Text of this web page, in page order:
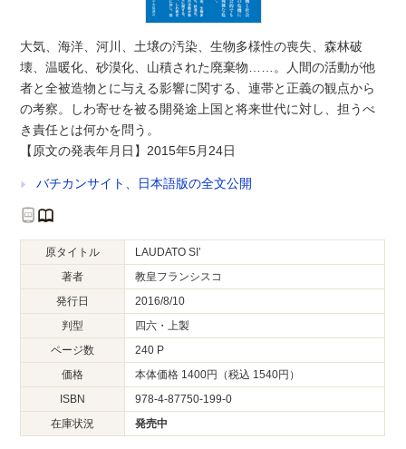
大気、海洋、河川、土壌の汚染、生物多様性の喪失、森林破
壊、温暖化、砂漠化、山積された廃棄物……。人間の活動が他
者と全被造物とに与える影響に関する、連帯と正義の観点から
の考察。しわ寄せを被る開発途上国と将来世代に対し、担うべ
き責任とは何かを問う。
【原文の発表年月日】2015年5月24日
バチカンサイト、日本語版の全文公開
原タイトル
LAUDATO SI’
著者
教皇フランシスコ
発行日
2016/8/10
判型
四六・上製
ページ数
240 P
価格
本体価格 1400円（税込 1540円）
ISBN
978-4-87750-199-0
在庫状況
発売中